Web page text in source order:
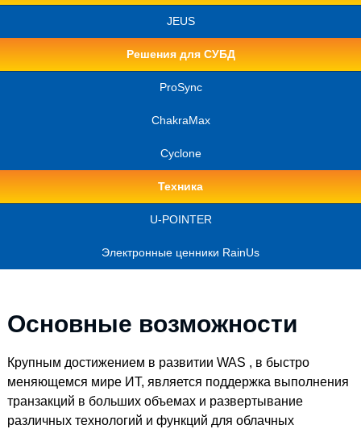
JEUS
Решения для СУБД
ProSync
ChakraMax
Cyclone
Техника
U-POINTER
Электронные ценники RainUs
Основные возможности
Крупным достижением в развитии WAS , в быстро
меняющемся мире ИТ, является поддержка выполнения
транзакций в больших объемах и развертывание
различных технологий и функций для облачных